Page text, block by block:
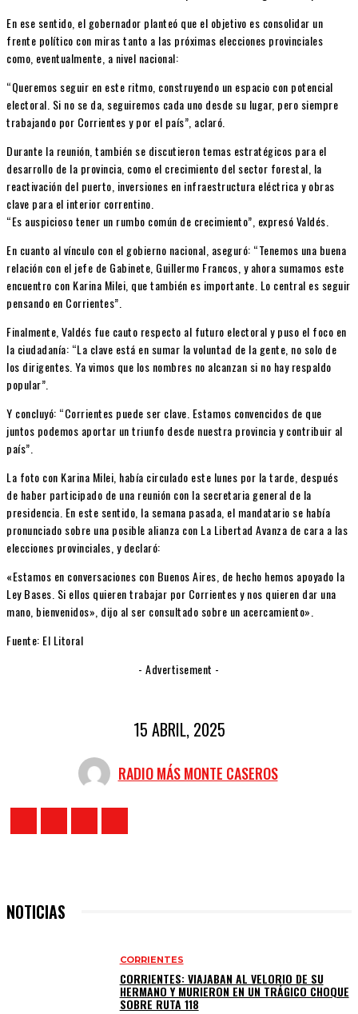
En ese sentido, el gobernador planteó que el objetivo es consolidar un
frente político con miras tanto a las próximas elecciones provinciales
como, eventualmente, a nivel nacional:
“Queremos seguir en este ritmo, construyendo un espacio con potencial
electoral. Si no se da, seguiremos cada uno desde su lugar, pero siempre
trabajando por Corrientes y por el país”, aclaró.
Durante la reunión, también se discutieron temas estratégicos para el
desarrollo de la provincia, como el crecimiento del sector forestal, la
reactivación del puerto, inversiones en infraestructura eléctrica y obras
clave para el interior correntino.
“Es auspicioso tener un rumbo común de crecimiento”, expresó Valdés.
En cuanto al vínculo con el gobierno nacional, aseguró: “Tenemos una buena
relación con el jefe de Gabinete, Guillermo Francos, y ahora sumamos este
encuentro con Karina Milei, que también es importante. Lo central es seguir
pensando en Corrientes”.
Finalmente, Valdés fue cauto respecto al futuro electoral y puso el foco en
la ciudadanía: “La clave está en sumar la voluntad de la gente, no solo de
los dirigentes. Ya vimos que los nombres no alcanzan si no hay respaldo
popular”.
Y concluyó: “Corrientes puede ser clave. Estamos convencidos de que
juntos podemos aportar un triunfo desde nuestra provincia y contribuir al
país”.
La foto con Karina Milei, había circulado este lunes por la tarde, después
de haber participado de una reunión con la secretaria general de la
presidencia. En este sentido, la semana pasada, el mandatario se había
pronunciado sobre una posible alianza con La Libertad Avanza de cara a las
elecciones provinciales, y declaró:
«Estamos en conversaciones con Buenos Aires, de hecho hemos apoyado la
Ley Bases. Si ellos quieren trabajar por Corrientes y nos quieren dar una
mano, bienvenidos», dijo al ser consultado sobre un acercamiento».
Fuente: El Litoral
- Advertisement -
15 ABRIL, 2025
RADIO MÁS MONTE CASEROS
NOTICIAS
CORRIENTES
CORRIENTES: VIAJABAN AL VELORIO DE SU
HERMANO Y MURIERON EN UN TRÁGICO CHOQUE
SOBRE RUTA 118